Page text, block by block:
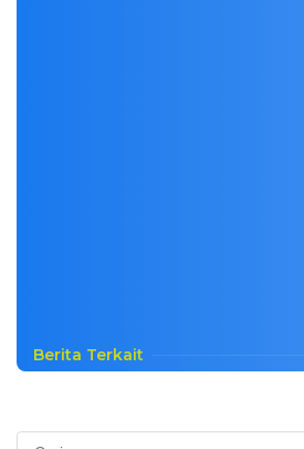
Berita Terkait